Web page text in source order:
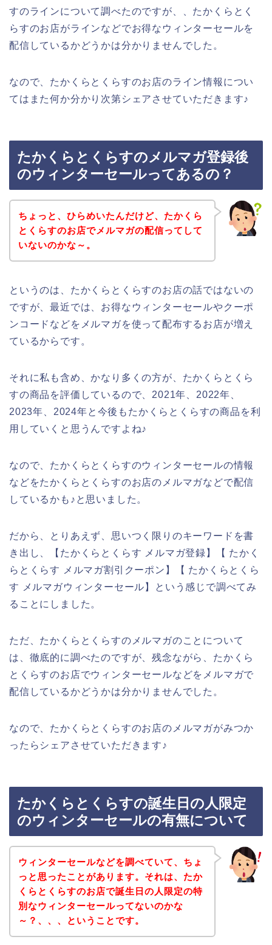
すのラインについて調べたのですが、、たかくらとく
らすのお店がラインなどでお得なウィンターセールを
配信しているかどうかは分かりませんでした。
なので、たかくらとくらすのお店のライン情報につい
てはまた何か分かり次第シェアさせていただきます♪
たかくらとくらすのメルマガ登録後
のウィンターセールってあるの？
ちょっと、ひらめいたんだけど、たかくら
とくらすのお店でメルマガの配信ってして
いないのかな～。
というのは、たかくらとくらすのお店の話ではないの
ですが、最近では、お得なウィンターセールやクーポ
ンコードなどをメルマガを使って配布するお店が増え
ているからです。
それに私も含め、かなり多くの方が、たかくらとくら
すの商品を評価しているので、2021年、2022年、
2023年、2024年と今後もたかくらとくらすの商品を利
用していくと思うんですよね♪
なので、たかくらとくらすのウィンターセールの情報
などをたかくらとくらすのお店のメルマガなどで配信
しているかも♪と思いました。
だから、とりあえず、思いつく限りのキーワードを書
き出し、【たかくらとくらす メルマガ登録】【 たかく
らとくらす メルマガ割引クーポン】【 たかくらとくら
す メルマガウィンターセール】という感じで調べてみ
ることにしました。
ただ、たかくらとくらすのメルマガのことについて
は、徹底的に調べたのですが、残念ながら、たかくら
とくらすのお店でウィンターセールなどをメルマガで
配信しているかどうかは分かりませんでした。
なので、たかくらとくらすのお店のメルマガがみつか
ったらシェアさせていただきます♪
たかくらとくらすの誕生日の人限定
のウィンターセールの有無について
ウィンターセールなどを調べていて、ちょ
っと思ったことがあります。それは、たか
くらとくらすのお店で誕生日の人限定の特
別なウィンターセールってないのかな
～？、、、ということです。